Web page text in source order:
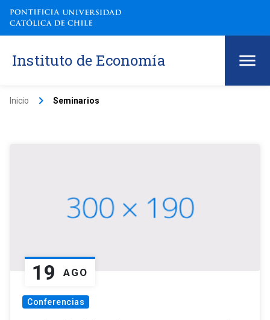
Instituto de Economía
Inicio keyboard_arrow_right Seminarios
19 AGO
Conferencias